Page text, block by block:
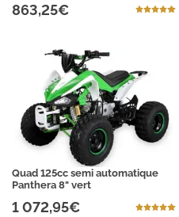
863,25€
Quad 125cc semi automatique
Panthera 8" vert
1 072,95€